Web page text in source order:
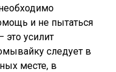
и не пытаться
это усилит
следует в
месте, в